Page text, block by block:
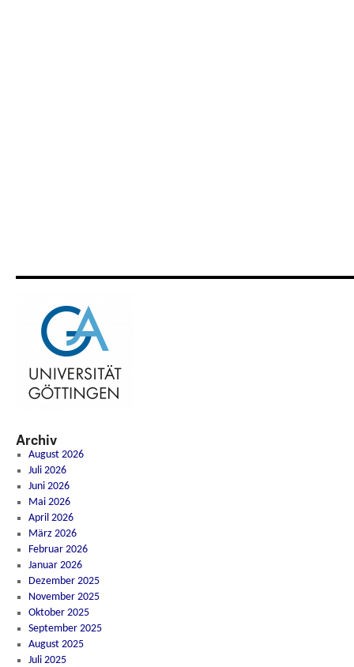
Archiv
August 2026
Juli 2026
Juni 2026
Mai 2026
April 2026
März 2026
Februar 2026
Januar 2026
Dezember 2025
November 2025
Oktober 2025
September 2025
August 2025
Juli 2025